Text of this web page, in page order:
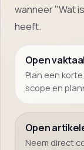
wanneer "Wat
heeft.
Open vaktaal
Plan een
scope en
Open
Neem direct